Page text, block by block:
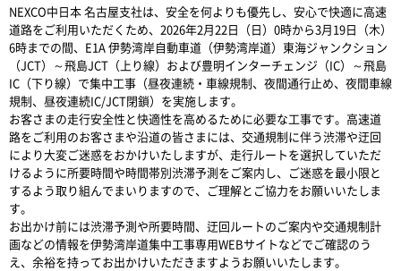
NEXCO中日本 名古屋支社は、安全を何よりも優先し、安心で快適に高速
道路をご利用いただくため、2026年2月22日（日）0時から3月19日（木）
6時までの間、E1A 伊勢湾岸自動車道（伊勢湾岸道）東海ジャンクション
（JCT）～飛島JCT（上り線）および豊明インターチェンジ（IC）～飛島
IC（下り線）で集中工事（昼夜連続・車線規制、夜間通行止め、夜間車線
規制、昼夜連続IC/JCT閉鎖）を実施します。
お客さまの走行安全性と快適性を高めるために必要な工事です。高速道
路をご利用のお客さまや沿道の皆さまには、交通規制に伴う渋滞や迂回
により大変ご迷惑をおかけいたしますが、走行ルートを選択していただ
けるように所要時間や時間帯別渋滞予測をご案内し、ご迷惑を最小限と
するよう取り組んでまいりますので、ご理解とご協力をお願いいたしま
す。
お出かけ前には渋滞予測や所要時間、迂回ルートのご案内や交通規制計
画などの情報を伊勢湾岸道集中工事専用WEBサイトなどでご確認のう
え、余裕を持ってお出かけいただきますようお願いいたします。